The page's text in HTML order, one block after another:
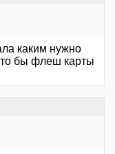
каким нужно
бы флеш карты